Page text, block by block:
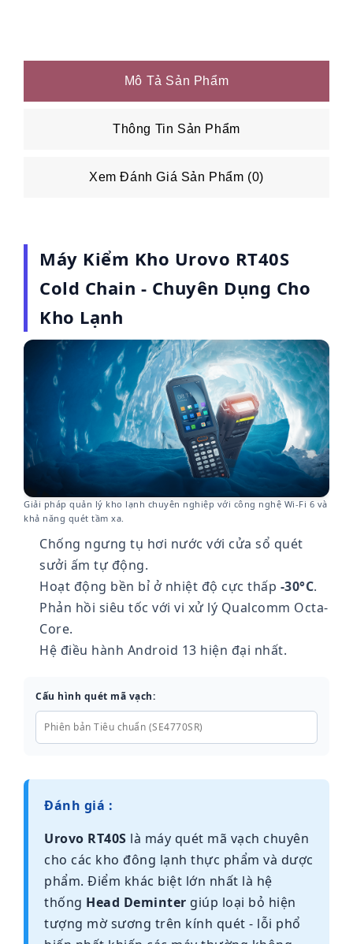
Mô Tả Sản Phẩm
Thông Tin Sản Phẩm
Xem Đánh Giá Sản Phẩm (0)
Máy Kiểm Kho Urovo RT40S
Cold Chain - Chuyên Dụng Cho
Kho Lạnh
Giải pháp quản lý kho lạnh chuyên nghiệp với công nghệ Wi-Fi 6 và
khả năng quét tầm xa.
Chống ngưng tụ hơi nước với cửa sổ quét
sưởi ấm tự động.
Hoạt động bền bỉ ở nhiệt độ cực thấp -30°C.
Phản hồi siêu tốc với vi xử lý Qualcomm Octa-
Core.
Hệ điều hành Android 13 hiện đại nhất.
Cấu hình quét mã vạch:
Phiên bản Tiêu chuẩn (SE4770SR)
Đánh giá :
Urovo RT40S là máy quét mã vạch chuyên
cho các kho đông lạnh thực phẩm và dược
phẩm. Điểm khác biệt lớn nhất là hệ
thống Head Deminter giúp loại bỏ hiện
tượng mờ sương trên kính quét - lỗi phổ